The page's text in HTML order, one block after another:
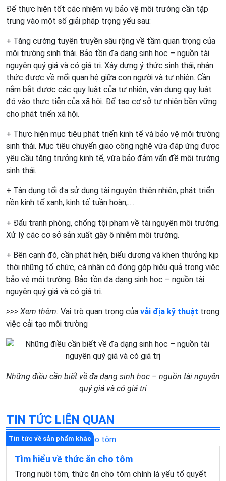
Để thực hiện tốt các nhiệm vụ bảo vệ môi trường cần tập
trung vào một số giải pháp trọng yếu sau:
+ Tăng cường tuyên truyền sâu rộng về tầm quan trọng của
môi trường sinh thái. Bảo tồn đa dạng sinh học – nguồn tài
nguyên quý giá và có giá trị. Xây dựng ý thức sinh thái, nhận
thức được về mối quan hệ giữa con người và tự nhiên. Cần
nắm bắt được các quy luật của tự nhiên, vận dụng quy luật
đó vào thực tiễn của xã hội. Để tạo cơ sở tự nhiên bền vững
cho phát triển xã hội.
+ Thực hiện mục tiêu phát triển kinh tế và bảo vệ môi trường
sinh thái. Mục tiêu chuyển giao công nghệ vừa đáp ứng được
yêu cầu tăng trưởng kinh tế, vừa bảo đảm vấn đề môi trường
sinh thái.
+ Tận dụng tối đa sử dụng tài nguyên thiên nhiên, phát triển
nền kinh tế xanh, kinh tế tuần hoàn,….
+ Đấu tranh phòng, chống tội phạm về tài nguyên môi trường.
Xử lý các cơ sở sản xuất gây ô nhiễm môi trường.
+ Bên cạnh đó, cần phát hiện, biểu dương và khen thưởng kịp
thời những tổ chức, cá nhân có đóng góp hiệu quả trong việc
bảo vệ môi trường. Bảo tồn đa dạng sinh học – nguồn tài
nguyên quý giá và có giá trị.
>>> Xem thêm: Vai trò quan trọng của vải địa kỹ thuật trong
việc cải tạo môi trường
Những điều cần biết về đa dạng sinh học – nguồn tài nguyên
quý giá và có giá trị
TIN TỨC LIÊN QUAN
Tin tức về sản phẩm khác
Tìm hiểu về thức ăn cho tôm
Trong nuôi tôm, thức ăn cho tôm chính là yếu tố quyết